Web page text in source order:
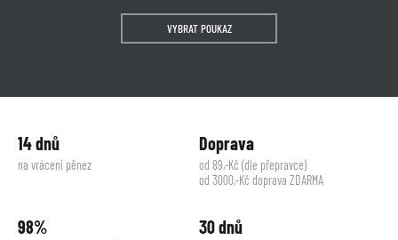
VYBRAT POUKAZ
14 dnů
na vrácení pěnez
Doprava
od 89,-Kč (dle přepravce)
od 3000,-Kč doprava ZDARMA
98% 30 dnů